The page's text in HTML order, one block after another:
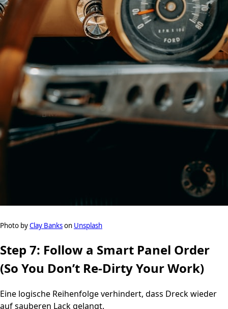
Photo byClay Bankson Unsplash
Step 7: Follow a Smart Panel Order
(So You Don’t Re-Dirty Your Work)
Eine logische Reihenfolge verhindert, dass Dreck wieder
auf sauberen Lack gelangt.